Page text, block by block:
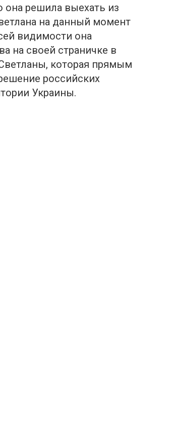
она решила выехать из
на данный момент
видимости она
на своей страничке в
которая прямым
российских
Украины.